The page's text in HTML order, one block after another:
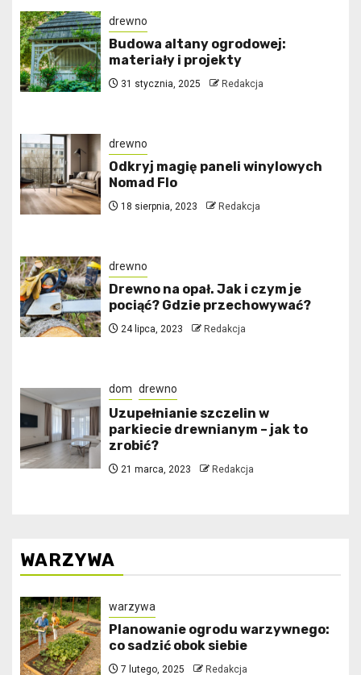
drewno
Budowa altany ogrodowej:
materiały i projekty
31 stycznia, 2025 Redakcja
drewno
Odkryj magię paneli winylowych
Nomad Flo
18 sierpnia, 2023 Redakcja
drewno
Drewno na opał. Jak i czym je
pociąć? Gdzie przechowywać?
24 lipca, 2023 Redakcja
dom drewno
Uzupełnianie szczelin w
parkiecie drewnianym – jak to
zrobić?
21 marca, 2023 Redakcja
WARZYWA
warzywa
Planowanie ogrodu warzywnego:
co sadzić obok siebie
7 lutego, 2025 Redakcja